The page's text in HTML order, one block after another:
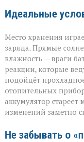
Идеальные
Место хранения
заряда. Прямые
влажность — враги
реакции, которые
подойдёт
отопительных
аккумулятор
изменений заметно
Не забывать о